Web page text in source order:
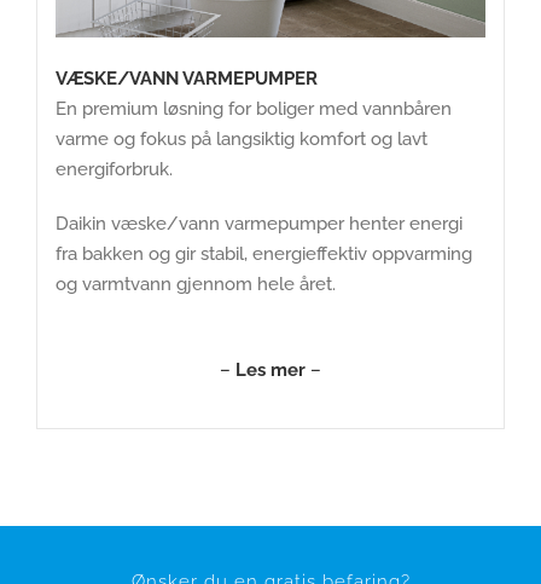
VÆSKE/VANN VARMEPUMPER
En premium løsning for boliger med vannbåren
varme og fokus på langsiktig komfort og lavt
energiforbruk.
Daikin væske/vann varmepumper henter energi
fra bakken og gir stabil, energieffektiv oppvarming
og varmtvann gjennom hele året.
– Les mer –